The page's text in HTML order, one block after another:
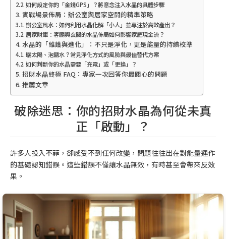
如何設定你的「金錢GPS」？將意念注入水晶的具體步驟
實戰場景佈局：辦公室與居家空間的精準策略
辦公室風水：如何利用水晶化解「小人」並專注於高效產出？
居家財庫：客廳與玄關的水晶佈局如何影響家庭現金流？
水晶的「維護與進化」：不只是淨化，更是能量的持續校準
曬太陽、泡鹽水？常見淨化方式的風險與最佳替代方案
如何判斷你的水晶需要「充電」或「更換」？
招財水晶終極 FAQ：專家一次回答你最關心的問題
推薦文章
破除迷思：你的招財水晶為何從未真
正「啟動」？
許多人投入不菲，卻感受不到任何改變，問題往往出在對能量運作
的基礎認知錯誤。這些錯誤不僅讓水晶無效，有時甚至會帶來反效
果。